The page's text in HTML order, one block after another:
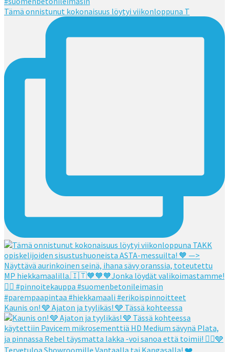
Tämä onnistunut kokonaisuus löytyi viikonloppuna T
Kaunis on! 🩶 Ajaton ja tyylikäs! 🩶 Tässä kohteessa